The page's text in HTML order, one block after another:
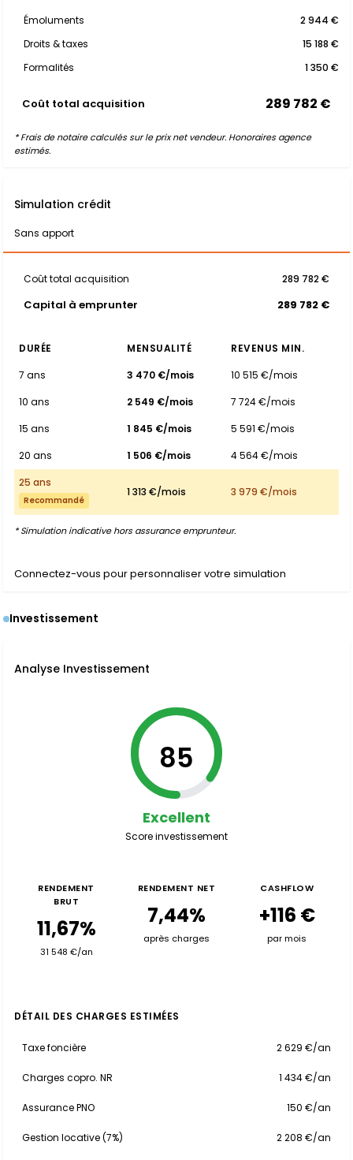
Émoluments
2 944 €
Droits & taxes
15 188 €
Formalités
1 350 €
Coût total acquisition 289 782 €
* Frais de notaire calculés sur le prix net vendeur. Honoraires agence
estimés.
Simulation crédit
Sans apport
Coût total acquisition 289 782 €
Capital à emprunter 289 782 €
DURÉE MENSUALITÉ
REVENUS MIN.
7 ans
3 470 €/mois
10 515 €/mois
10 ans
2 549 €/mois
7 724 €/mois
15 ans
1 845 €/mois
5 591 €/mois
20 ans
1 506 €/mois
4 564 €/mois
25 ans
Recommandé
1 313 €/mois 3 979 €/mois
* Simulation indicative hors assurance emprunteur.
Connectez-vous pour personnaliser votre simulation
Investissement
Analyse Investissement
85
Excellent
Score investissement
RENDEMENT
BRUT
11,67%
31 548 €/an
RENDEMENT NET
7,44%
après charges
CASHFLOW
+116 €
par mois
DÉTAIL DES CHARGES ESTIMÉES
Taxe foncière 2 629 €/an
Charges copro. NR 1 434 €/an
Assurance PNO 150 €/an
Gestion locative (7%) 2 208 €/an